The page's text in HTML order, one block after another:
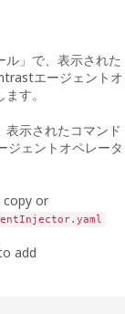
ル」で、表示された
エージェントオ
す。
表示されたコマンド
ジェントオペレータ
copy or
add